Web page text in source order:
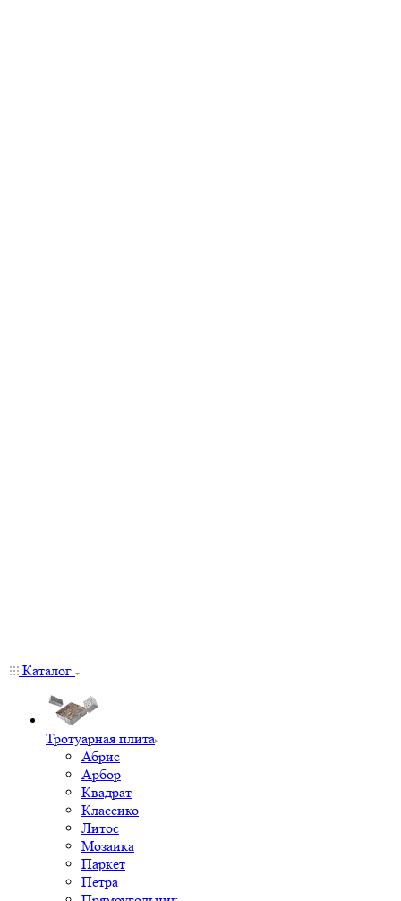
Каталог
Тротуарная плита
Абрис
Арбор
Квадрат
Классико
Литос
Мозаика
Паркет
Петра